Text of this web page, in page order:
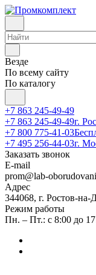
Везде
По всему сайту
По каталогу
+7 863 245-49-49
+7 863 245-49-49г.
+7 800 775-41-03
+7 495 256-44-03г.
Заказать звонок
E-mail
prom@lab-
Адрес
344068, г. Ростов-
Режим работы
Пн. – Пт.: с 8:00 до